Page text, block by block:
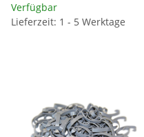
Verfügbar
Lieferzeit: 1 - 5 Werktage